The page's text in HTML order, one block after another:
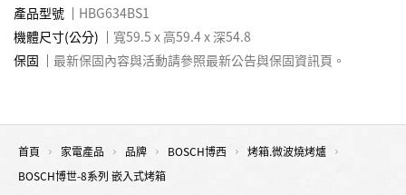
產品型號
HBG634BS1
機體尺寸(公分)
寬59.5 x 高59.4 x 深54.8
保固
最新保固內容與活動請參照最新公告與保固資訊頁。
首頁 家電產品 品牌 BOSCH博西
烤箱.微波燒烤爐
BOSCH博世-8系列 嵌入式烤箱